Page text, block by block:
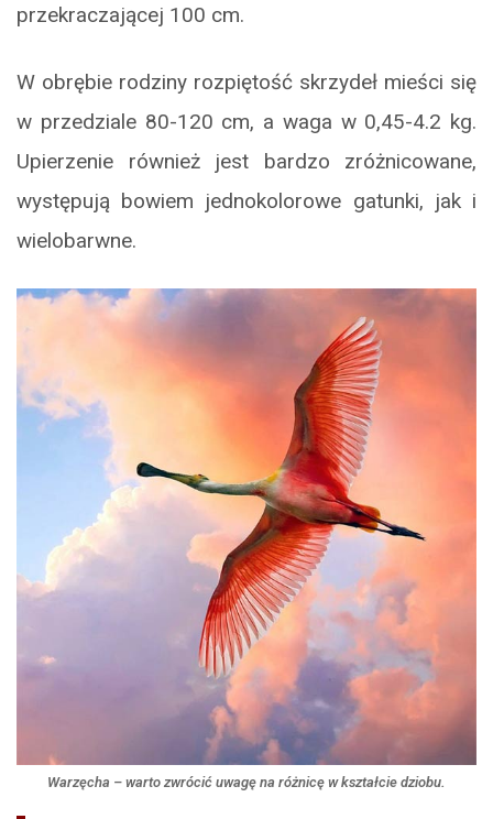
przekraczającej 100 cm.
W obrębie rodziny rozpiętość skrzydeł mieści się
w przedziale 80-120 cm, a waga w 0,45-4.2 kg.
Upierzenie również jest bardzo zróżnicowane,
występują bowiem jednokolorowe gatunki, jak i
wielobarwne.
Warzęcha – warto zwrócić uwagę na różnicę w kształcie dziobu.